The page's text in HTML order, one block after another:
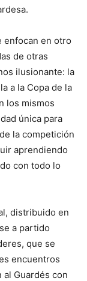
enfocan en otro
de otras
ilusionante: la
a la Copa de la
los mismos
única para
la competición
aprendiendo
con todo lo
distribuido en
a partido
que se
encuentros
Guardés con